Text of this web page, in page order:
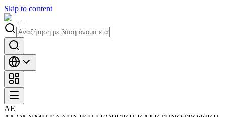
Skip to content
ΑΕ